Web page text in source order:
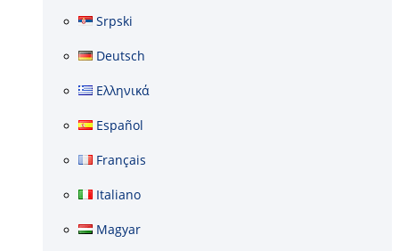
Srpski
Deutsch
Ελληνικά
Español
Français
Italiano
Magyar